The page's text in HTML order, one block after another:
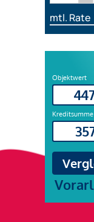
mtl. Rate